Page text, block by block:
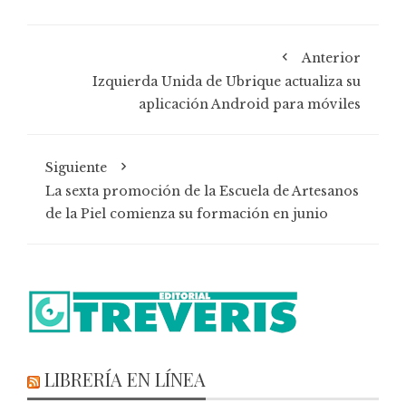
Anterior
Izquierda Unida de Ubrique actualiza su
aplicación Android para móviles
Siguiente
La sexta promoción de la Escuela de Artesanos
de la Piel comienza su formación en junio
LIBRERÍA EN LÍNEA